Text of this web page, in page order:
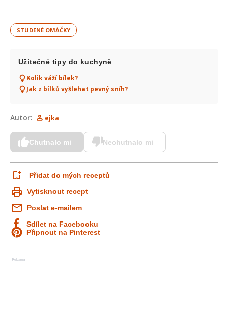
STUDENÉ OMÁČKY
Užitečné tipy do kuchyně
Kolik váží bílek?
Jak z bílků vyšlehat pevný sníh?
Autor: ejka
Chutnalo mi Nechutnalo mi
Přidat do mých receptů
Vytisknout recept
Poslat e-mailem
Sdílet na Facebooku
Připnout na Pinterest
Reklama